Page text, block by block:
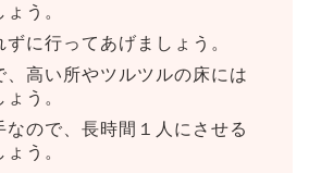
う。
に行ってあげましょう。
、高い所やツルツルの床には
う。
なので、長時間１人にさせる
う。